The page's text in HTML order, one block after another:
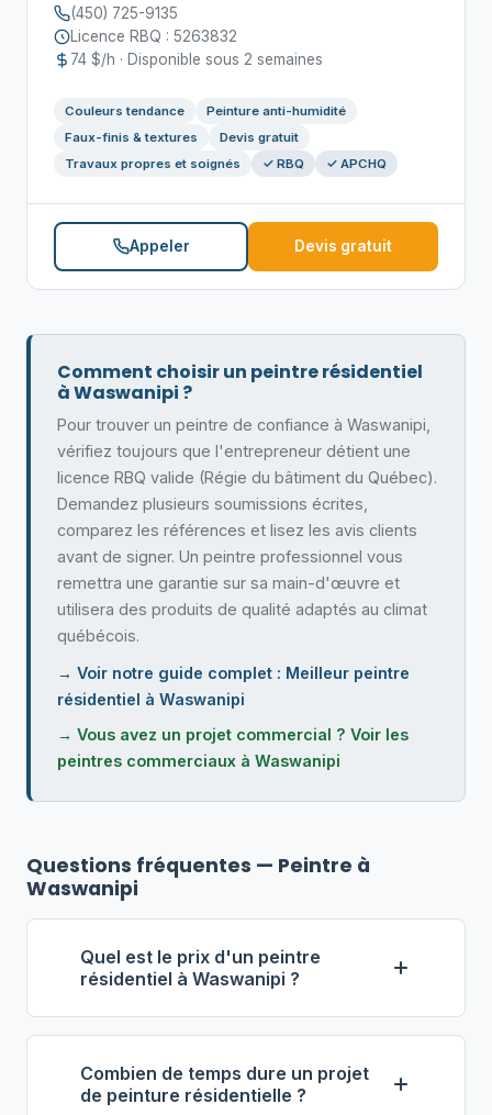
(450) 725-9135
Licence RBQ : 5263832
74 $/h · Disponible sous 2 semaines
Couleurs tendance
Peinture anti-humidité
Faux-finis & textures
Devis gratuit
Travaux propres et soignés
✓ RBQ ✓ APCHQ
Appeler Devis gratuit
Comment choisir un peintre résidentiel
à Waswanipi ?
Pour trouver un peintre de confiance à Waswanipi,
vérifiez toujours que l'entrepreneur détient une
licence RBQ valide (Régie du bâtiment du Québec).
Demandez plusieurs soumissions écrites,
comparez les références et lisez les avis clients
avant de signer. Un peintre professionnel vous
remettra une garantie sur sa main-d'œuvre et
utilisera des produits de qualité adaptés au climat
québécois.
→ Voir notre guide complet : Meilleur peintre
résidentiel à Waswanipi
→ Vous avez un projet commercial ? Voir les
peintres commerciaux à Waswanipi
Questions fréquentes — Peintre à
Waswanipi
Quel est le prix d'un peintre
résidentiel à Waswanipi ?
À Waswanipi, le tarif horaire d'un
peintre résidentiel se situe
généralement entre 40 $ et 65 $ de
Combien de temps dure un projet
de peinture résidentielle ?